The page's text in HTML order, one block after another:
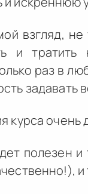
взгляд,
и
раз в
задавать
курса очень
полезен